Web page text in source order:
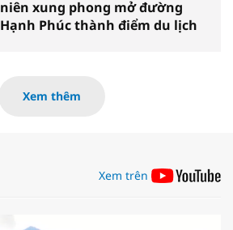
niên xung phong mở đường
Hạnh Phúc thành điểm du lịch
Xem thêm
Xem trên